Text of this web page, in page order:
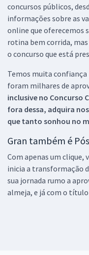
concursos públicos,
informações sobre as
online que oferecemos
rotina bem corrida,
o concurso que está
Temos muita confiança
foram milhares de
inclusive no Concurso
fora dessa, adquira
que tanto sonhou no
Gran também é
Com apenas um clique,
inicia a transformação
sua jornada rumo a
almeja, e já com o título